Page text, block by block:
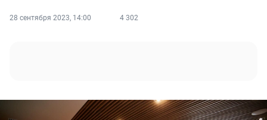
28 сентября 2023, 14:00 4 302